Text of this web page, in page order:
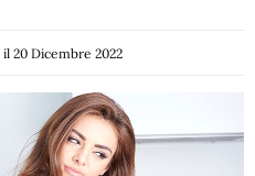
il 20 Dicembre 2022